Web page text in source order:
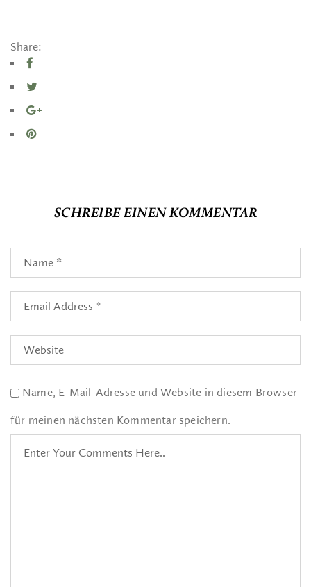
Share:
SCHREIBE EINEN KOMMENTAR
Name, E-Mail-Adresse und Website in diesem Browser
für meinen nächsten Kommentar speichern.